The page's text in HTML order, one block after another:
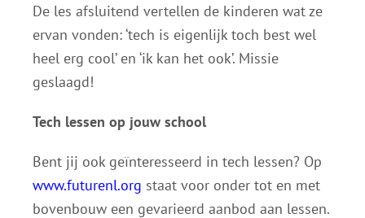
De les afsluitend vertellen de kinderen wat ze
ervan vonden: ‘tech is eigenlijk toch best wel
heel erg cool’ en ‘ik kan het ook’. Missie
geslaagd!
Tech lessen op jouw school
Bent jij ook geïnteresseerd in tech lessen? Op
www.futurenl.org staat voor onder tot en met
bovenbouw een gevarieerd aanbod aan lessen.